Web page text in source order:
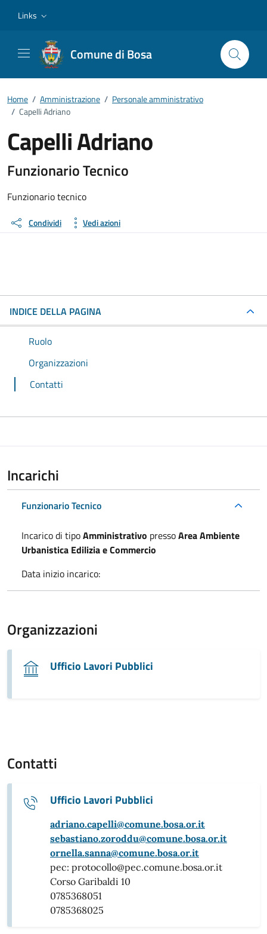
Links
Comune di Bosa
Home / Amministrazione / Personale amministrativo
/ Capelli Adriano
Capelli Adriano
Dettagli della persona
Funzionario Tecnico
Funzionario tecnico
Condividi Vedi azioni
INDICE DELLA PAGINA
Ruolo
Organizzazioni
Contatti
Incarichi
Funzionario Tecnico
Incarico di tipoAmministrativo pressoArea Ambiente
Urbanistica Edilizia e Commercio
Data inizio incarico:
Organizzazioni
Ufficio Lavori Pubblici
Contatti
Ufficio Lavori Pubblici
adriano.capelli@comune.bosa.or.it
sebastiano.zoroddu@comune.bosa.or.it
ornella.sanna@comune.bosa.or.it
pec: protocollo@pec.comune.bosa.or.it
Corso Garibaldi 10
0785368051
0785368025